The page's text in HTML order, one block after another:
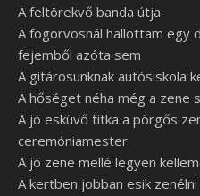
A feltörekvő banda útja
A fogorvosnál hallottam egy
fejemből azóta sem
A gitárosunknak autósiskola
A hőséget néha még a zene
A jó esküvő titka a pörgős
ceremóniamester
A jó zene mellé legyen
A kertben jobban esik